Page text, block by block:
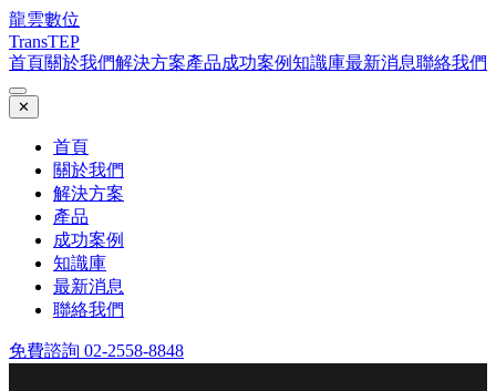
龍雲數位
TransTEP
首頁關於我們解決方案產品成功案例知識庫最新消息聯絡我們
✕
首頁
關於我們
解決方案
產品
成功案例
知識庫
最新消息
聯絡我們
免費諮詢 02-2558-8848